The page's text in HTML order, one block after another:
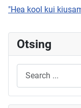
"Hea kool kui
Otsing